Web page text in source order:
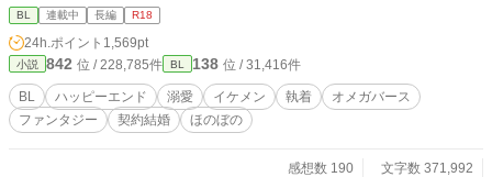
ている間に、変な話になってきた。 契約結婚？ 期間三年？
その間は好きに勉強していい。その後も、生活の面倒は見
る。デメリットは、戸籍にバツイチがつくこと。え、全然い
いかも……。お願いします！ トリプルエスランク、紫の瞳を
持つスーパーαのエリートの瑛士さんの、超高級マンション。
最上階の隣の部屋。もし番になりたい人が居たら一緒に暮ら
してもいいよとか言うけど、一番勉強がしたいので！ 恋と
以外は絡む必要もない、はずだったのに、なぜか瑛士さん
BL 連載中 長編 R18
24h.ポイント 1,569pt
小説 842 位 / 228,785件 BL 138 位 / 31,416件
BL ハッピーエンド 溺愛 イケメン 執着
オメガバース
ファンタジー
契約結婚 ほのぼの
感想数 190
文字数 371,992